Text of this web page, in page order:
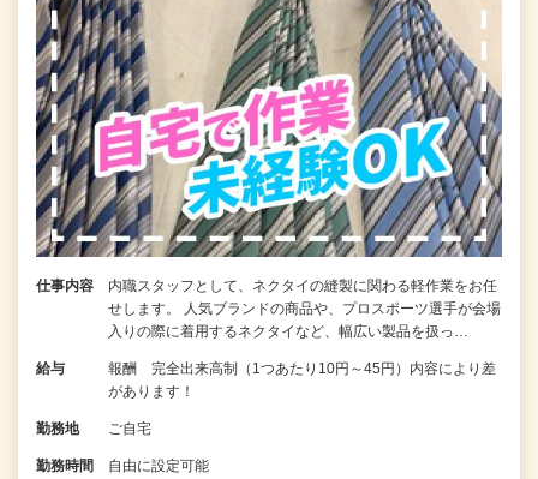
仕事内容
内職スタッフとして、ネクタイの縫製に関わる軽作業をお任
せします。 人気ブランドの商品や、プロスポーツ選手が会場
入りの際に着用するネクタイなど、幅広い製品を扱っ…
給与
報酬 完全出来高制（1つあたり10円～45円）内容により差
があります！
勤務地 ご自宅
勤務時間 自由に設定可能